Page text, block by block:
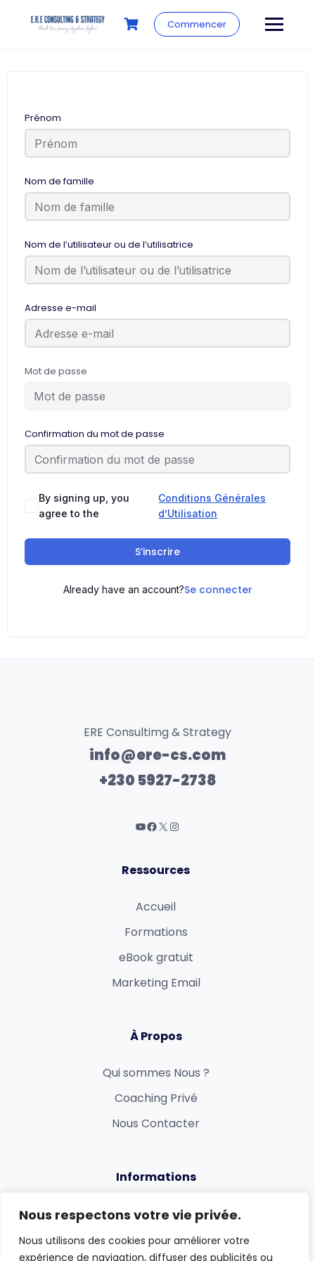
Nous respectons votre vie privée.
Nous utilisons des cookies pour améliorer votre
expérience de navigation, diffuser des publicités ou
Commencer
Prénom
Nom de famille
Nom de l’utilisateur ou de l’utilisatrice
Adresse e-mail
Mot de passe
Confirmation du mot de passe
By signing up, you
agree to the
Conditions Générales
d’Utilisation
S’inscrire
Already have an account?Se connecter
ERE Consultimg & Strategy
info@ere-cs.com
+230 5927-2738
Ressources
Accueil
Formations
eBook gratuit
Marketing Email
À Propos
Qui sommes Nous ?
Coaching Privé
Nous Contacter
Informations
Politique de confidentialité
Conditions générales